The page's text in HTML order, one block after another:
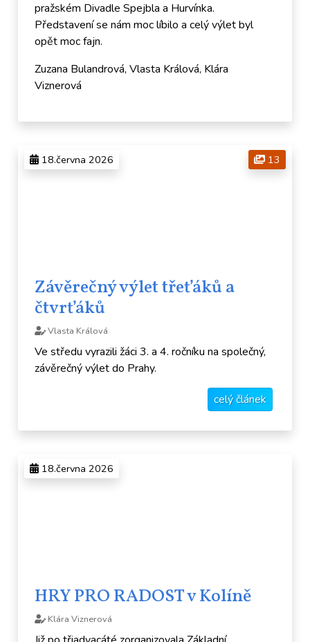
pražském Divadle Spejbla a Hurvínka.
Představení se nám moc líbilo a celý výlet byl
opět moc fajn.
Zuzana Bulandrová, Vlasta Králová, Klára
Viznerová
13
18.června 2026
Závěrečný výlet třeťáků a
čtvrťáků
Vlasta Králová
Ve středu vyrazili žáci 3. a 4. ročníku na společný,
závěrečný výlet do Prahy.
celý článek
18.června 2026
HRY PRO RADOST v Kolíně
Klára Viznerová